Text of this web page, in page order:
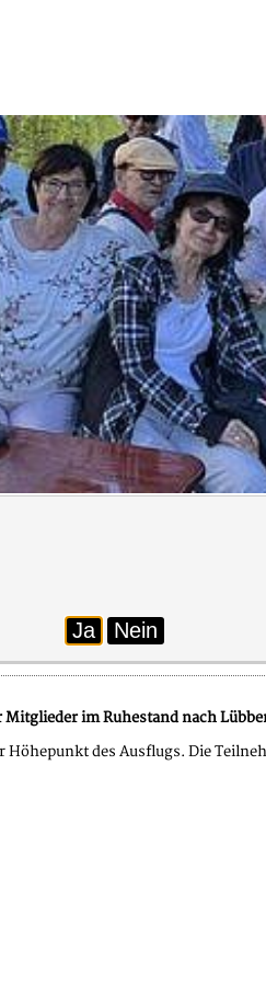
im Ruhestand nach
des Ausflugs. Die
Ja Nein